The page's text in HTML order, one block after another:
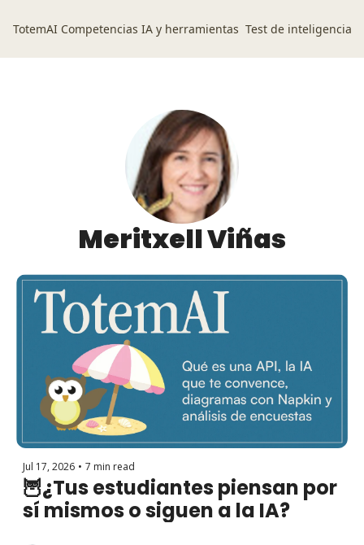
TotemAI Competencias IA y herramientas Test de inteligencia
Meritxell Viñas
Jul 17, 2026 • 7 min read
🦉¿Tus estudiantes piensan por
sí mismos o siguen a la IA?